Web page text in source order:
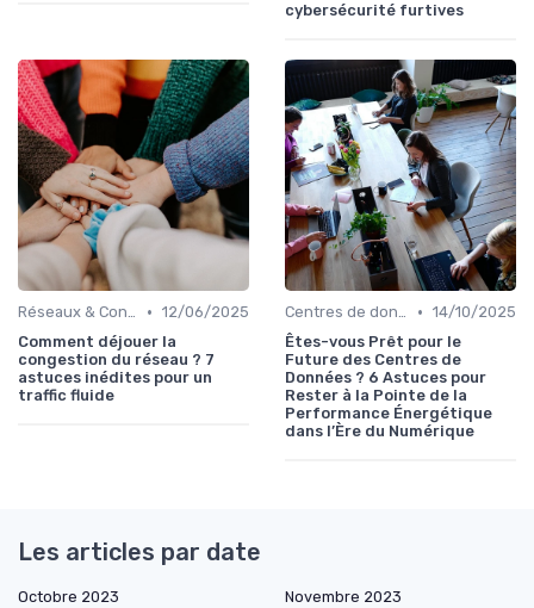
cybersécurité furtives
Réseaux & Connectivité • 12/06/2025
Comment déjouer la
congestion du réseau ? 7
astuces inédites pour un
traffic fluide
Centres de données • 14/10/2025
Êtes-vous Prêt pour le
Future des Centres de
Données ? 6 Astuces pour
Rester à la Pointe de la
Performance Énergétique
dans l’Ère du Numérique
Les articles par date
Octobre 2023
Novembre 2023